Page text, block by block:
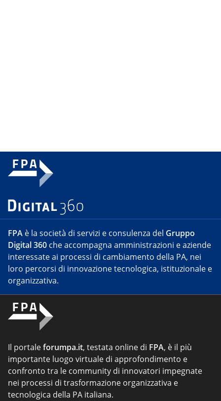
FPA è la società di servizi e consulenza del Gruppo
Digital 360 che accompagna amministrazioni e aziende
interessate ai processi di cambiamento della PA, nei
loro percorsi di innovazione tecnologica, istituzionale e
organizzativa.
Il portaleforumpa.it, testata online di FPA, è il più
importante luogo virtuale di approfondimento e
confronto tra le community di innovatori impegnate
nei processi di trasformazione organizzativa e
tecnologica della PA italiana.